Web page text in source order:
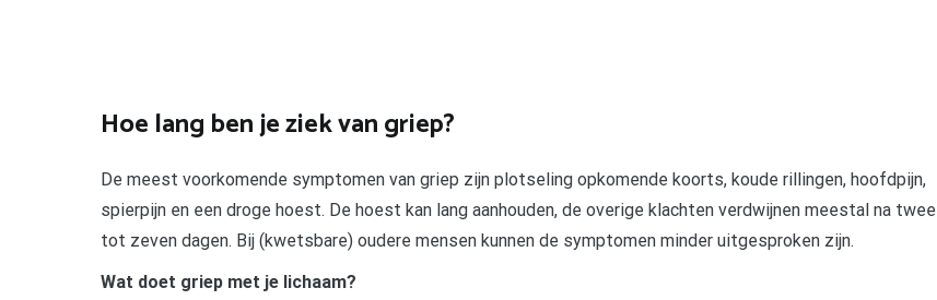
Hoe lang ben je ziek van griep?
De meest voorkomende symptomen van griep zijn plotseling opkomende koorts, koude rillingen, hoofdpijn,
spierpijn en een droge hoest. De hoest kan lang aanhouden, de overige klachten verdwijnen meestal na twee
tot zeven dagen. Bij (kwetsbare) oudere mensen kunnen de symptomen minder uitgesproken zijn.
Wat doet griep met je lichaam?